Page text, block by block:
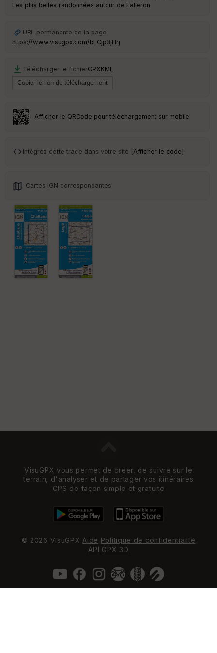
Les plus belles randonnées autour de Falleron
URL permanente de la page
https://www.visugpx.com/bLCjp3jHrj
Télécharger le fichierGPXKML
Afficher le QRCode pour téléchargement sur mobile
Intégrez cette trace dans votre site [Afficher le code]
Cartes IGN correspondantes
VisuGPX vous permet de créer, de suivre sur le
terrain, d'analyser et de partager vos itinéraires
GPS de façon simple et gratuite
© 2026 VisuGPX Aide Politique de confidentialité
API GPX 3D